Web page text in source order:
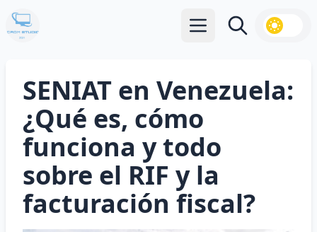
Abrir menú principal
Buscar
SENIAT en Venezuela:
¿Qué es, cómo
funciona y todo
sobre el RIF y la
facturación fiscal?